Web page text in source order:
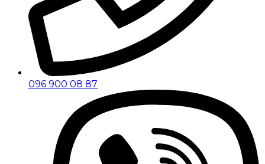
096 900 08 87